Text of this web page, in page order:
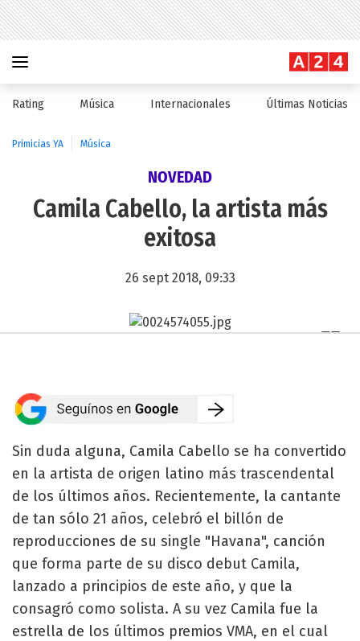
Rating Música Internacionales Últimas Noticias
Primicias YA Música
NOVEDAD
Camila Cabello, la artista más
exitosa
26 sept 2018, 09:33
Sin duda alguna, Camila Cabello se ha convertido
en la artista de origen latino más trascendental
de los últimos años. Recientemente, la cantante
de tan sólo 21 años, celebró el billón de
reproducciones de su single "Havana", canción
que forma parte de su disco debut Camila,
lanzado a principios de este año, y que la
consagró como solista. A su vez Camila fue la
estrella de los últimos premios VMA, en el cual